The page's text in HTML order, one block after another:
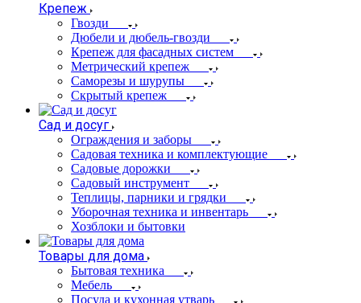
Крепеж
Гвозди
Дюбели и дюбель-гвозди
Крепеж для фасадных систем
Метрический крепеж
Саморезы и шурупы
Скрытый крепеж
Сад и досуг
Ограждения и заборы
Садовая техника и комплектующие
Садовые дорожки
Садовый инструмент
Теплицы, парники и грядки
Уборочная техника и инвентарь
Хозблоки и бытовки
Товары для дома
Бытовая техника
Мебель
Посуда и кухонная утварь